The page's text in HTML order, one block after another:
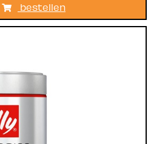
bestellen